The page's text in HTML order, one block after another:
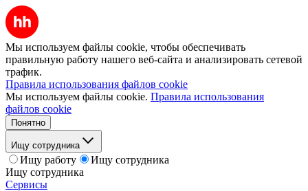
Мы используем файлы cookie, чтобы обеспечивать
правильную работу нашего веб-сайта и анализировать сетевой
трафик.
Правила использования файлов cookie
Мы используем файлы cookie. Правила использования
файлов cookie
Понятно
Ищу сотрудника
Ищу работу
Ищу сотрудника
Ищу сотрудника
Сервисы